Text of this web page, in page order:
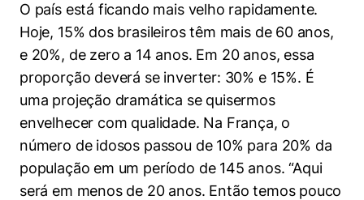
O país está ficando mais velho rapidamente.
Hoje, 15% dos brasileiros têm mais de 60 anos,
e 20%, de zero a 14 anos. Em 20 anos, essa
proporção deverá se inverter: 30% e 15%. É
uma projeção dramática se quisermos
envelhecer com qualidade. Na França, o
número de idosos passou de 10% para 20% da
população em um período de 145 anos. “Aqui
será em menos de 20 anos. Então temos pouco